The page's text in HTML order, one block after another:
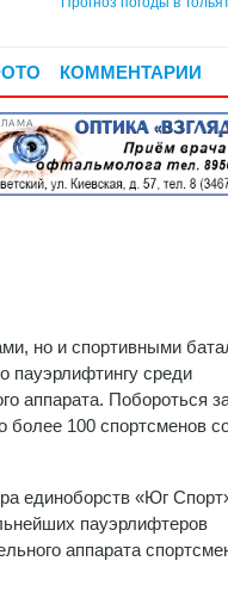
КОММЕНТАРИИ
но и спортивными
пауэрлифтингу среди
аппарата. Побороться
более 100 спортсменов
единоборств «Юг
пауэрлифтеров
аппарата